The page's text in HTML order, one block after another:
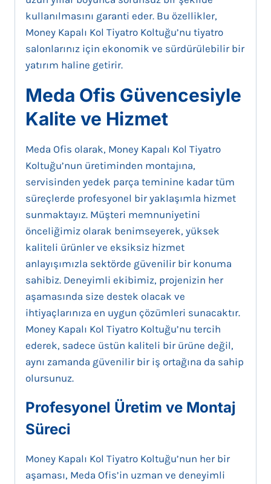
kullanılmasını garanti eder. Bu özellikler,
Money Kapalı Kol Tiyatro Koltuğu’nu tiyatro
salonlarınız için ekonomik ve sürdürülebilir bir
yatırım haline getirir.
Meda Ofis Güvencesiyle
Kalite ve Hizmet
Meda Ofis olarak, Money Kapalı Kol Tiyatro
Koltuğu’nun üretiminden montajına,
servisinden yedek parça teminine kadar tüm
süreçlerde profesyonel bir yaklaşımla hizmet
sunmaktayız. Müşteri memnuniyetini
önceliğimiz olarak benimseyerek, yüksek
kaliteli ürünler ve eksiksiz hizmet
anlayışımızla sektörde güvenilir bir konuma
sahibiz. Deneyimli ekibimiz, projenizin her
aşamasında size destek olacak ve
ihtiyaçlarınıza en uygun çözümleri sunacaktır.
Money Kapalı Kol Tiyatro Koltuğu’nu tercih
ederek, sadece üstün kaliteli bir ürüne değil,
aynı zamanda güvenilir bir iş ortağına da sahip
olursunuz.
Profesyonel Üretim ve Montaj
Süreci
Money Kapalı Kol Tiyatro Koltuğu’nun her bir
aşaması, Meda Ofis’in uzman ve deneyimli